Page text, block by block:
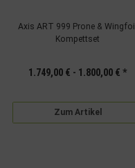
Axis ART 999 Prone & Wingfoil
Kompettset
1.749,00 € - 1.800,00 € *
Zum Artikel